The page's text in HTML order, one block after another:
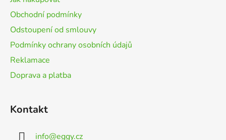
Obchodní podmínky
Odstoupení od smlouvy
Podmínky ochrany osobních údajů
Reklamace
Doprava a platba
Kontakt
info@eggy.cz